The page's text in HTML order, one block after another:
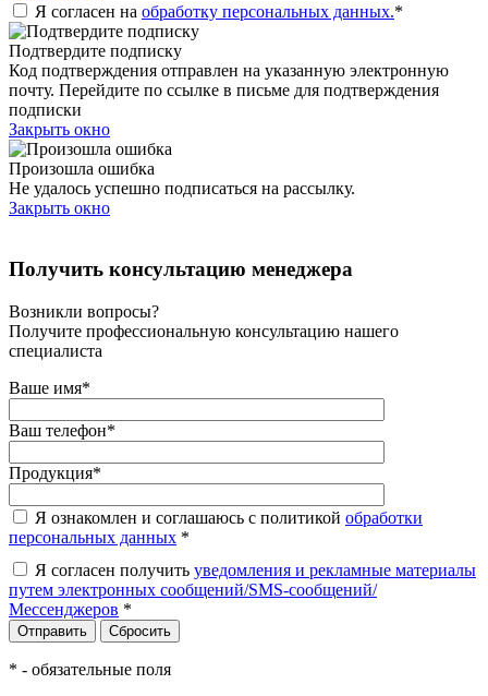
Я согласен на обработку персональных данных.*
Подтвердите подписку
Код подтверждения отправлен на указанную электронную
почту. Перейдите по ссылке в письме для подтверждения
подписки
Закрыть окно
Произошла ошибка
Не удалось успешно подписаться на рассылку.
Закрыть окно
Получить консультацию менеджера
Возникли вопросы?
Получите профессиональную консультацию нашего
специалиста
Ваше имя*
Ваш телефон*
Продукция*
Я ознакомлен и соглашаюсь с политикой обработки
персональных данных *
Я согласен получить уведомления и рекламные материалы
путем электронных сообщений/SMS-сообщений/
Мессенджеров *
* - обязательные поля